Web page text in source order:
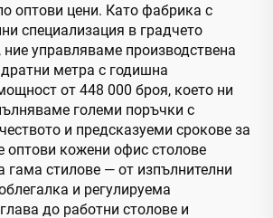
оптови цени. Като фабрика с
специализация в градчето
управляваме производствена
метра с годишна
от 448 000 броя, което ни
големи поръчки с
и предсказуеми срокове за
оптови кожени офис столове
стилове — от изпълнителни
и регулируема
до работни столове и